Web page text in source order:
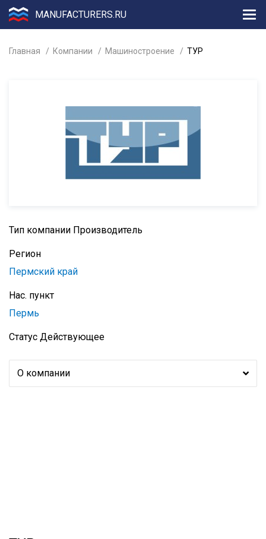
MANUFACTURERS.RU
Главная Компании Машиностроение ТУР
Тип компании Производитель
Регион
Пермский край
Нас. пункт
Пермь
Статус Действующее
О компании